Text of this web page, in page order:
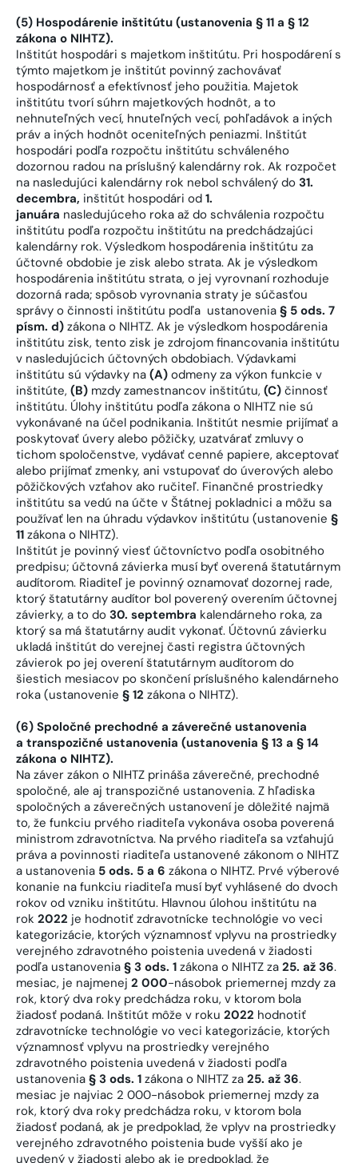
(5) Hospodárenie inštitútu (ustanovenia § 11 a § 12
zákona o NIHTZ).
Inštitút hospodári s majetkom inštitútu. Pri hospodárení s
týmto majetkom je inštitút povinný zachovávať
hospodárnosť a efektívnosť jeho použitia. Majetok
inštitútu tvorí súhrn majetkových hodnôt, a to
nehnuteľných vecí, hnuteľných vecí, pohľadávok a iných
práv a iných hodnôt oceniteľných peniazmi. Inštitút
hospodári podľa rozpočtu inštitútu schváleného
dozornou radou na príslušný kalendárny rok. Ak rozpočet
na nasledujúci kalendárny rok nebol schválený do 31.
decembra, inštitút hospodári od 1.
januára nasledujúceho roka až do schválenia rozpočtu
inštitútu podľa rozpočtu inštitútu na predchádzajúci
kalendárny rok. Výsledkom hospodárenia inštitútu za
účtovné obdobie je zisk alebo strata. Ak je výsledkom
hospodárenia inštitútu strata, o jej vyrovnaní rozhoduje
dozorná rada; spôsob vyrovnania straty je súčasťou
správy o činnosti inštitútu podľa ustanovenia § 5 ods. 7
písm. d) zákona o NIHTZ. Ak je výsledkom hospodárenia
inštitútu zisk, tento zisk je zdrojom financovania inštitútu
v nasledujúcich účtovných obdobiach. Výdavkami
inštitútu sú výdavky na (A) odmeny za výkon funkcie v
inštitúte, (B) mzdy zamestnancov inštitútu, (C) činnosť
inštitútu. Úlohy inštitútu podľa zákona o NIHTZ nie sú
vykonávané na účel podnikania. Inštitút nesmie prijímať a
poskytovať úvery alebo pôžičky, uzatvárať zmluvy o
tichom spoločenstve, vydávať cenné papiere, akceptovať
alebo prijímať zmenky, ani vstupovať do úverových alebo
pôžičkových vzťahov ako ručiteľ. Finančné prostriedky
inštitútu sa vedú na účte v Štátnej pokladnici a môžu sa
používať len na úhradu výdavkov inštitútu (ustanovenie §
11 zákona o NIHTZ).
Inštitút je povinný viesť účtovníctvo podľa osobitného
predpisu; účtovná závierka musí byť overená štatutárnym
audítorom. Riaditeľ je povinný oznamovať dozornej rade,
ktorý štatutárny audítor bol poverený overením účtovnej
závierky, a to do 30. septembra kalendárneho roka, za
ktorý sa má štatutárny audit vykonať. Účtovnú závierku
ukladá inštitút do verejnej časti registra účtovných
závierok po jej overení štatutárnym audítorom do
šiestich mesiacov po skončení príslušného kalendárneho
roka (ustanovenie § 12 zákona o NIHTZ).
(6) Spoločné prechodné a záverečné ustanovenia
a transpozičné ustanovenia (ustanovenia § 13 a § 14
zákona o NIHTZ).
Na záver zákon o NIHTZ prináša záverečné, prechodné
spoločné, ale aj transpozičné ustanovenia. Z hľadiska
spoločných a záverečných ustanovení je dôležité najmä
to, že funkciu prvého riaditeľa vykonáva osoba poverená
ministrom zdravotníctva. Na prvého riaditeľa sa vzťahujú
práva a povinnosti riaditeľa ustanovené zákonom o NIHTZ
a ustanovenia 5 ods. 5 a 6 zákona o NIHTZ. Prvé výberové
konanie na funkciu riaditeľa musí byť vyhlásené do dvoch
rokov od vzniku inštitútu. Hlavnou úlohou inštitútu na
rok 2022 je hodnotiť zdravotnícke technológie vo veci
kategorizácie, ktorých významnosť vplyvu na prostriedky
verejného zdravotného poistenia uvedená v žiadosti
podľa ustanovenia § 3 ods. 1 zákona o NIHTZ za 25. až 36.
mesiac, je najmenej 2 000-násobok priemernej mzdy za
rok, ktorý dva roky predchádza roku, v ktorom bola
žiadosť podaná. Inštitút môže v roku 2022 hodnotiť
zdravotnícke technológie vo veci kategorizácie, ktorých
významnosť vplyvu na prostriedky verejného
zdravotného poistenia uvedená v žiadosti podľa
ustanovenia § 3 ods. 1 zákona o NIHTZ za 25. až 36.
mesiac je najviac 2 000-násobok priemernej mzdy za
rok, ktorý dva roky predchádza roku, v ktorom bola
žiadosť podaná, ak je predpoklad, že vplyv na prostriedky
verejného zdravotného poistenia bude vyšší ako je
uvedený v žiadosti alebo ak je predpoklad, že